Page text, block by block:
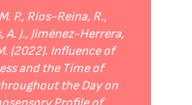
P., Ríos-Reina, R.,
J., Jiménez-Herrera,
(2022). Influence of
and the Time of
the Day on